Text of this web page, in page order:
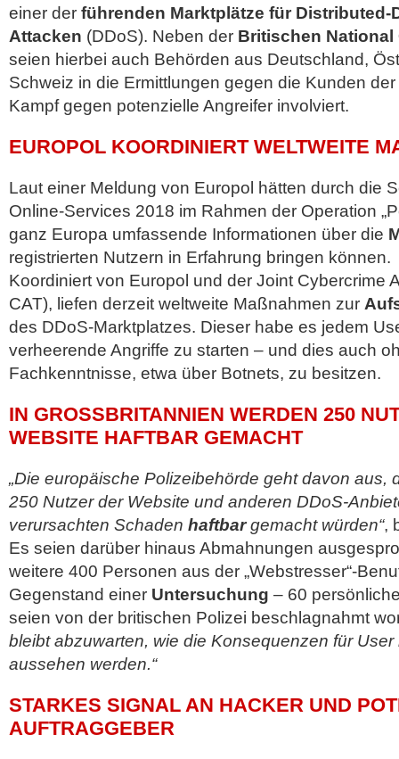
einer der führenden Marktplätze für Distributed-
Attacken (DDoS). Neben der Britischen National
seien hierbei auch Behörden aus Deutschland,
Schweiz in die Ermittlungen gegen die Kunden
Kampf gegen potenzielle Angreifer involviert.
EUROPOL KOORDINIERT WELTWEITE
Laut einer Meldung von Europol hätten durch die
Online-Services 2018 im Rahmen der Operation
ganz Europa umfassende Informationen über die
registrierten Nutzern in Erfahrung bringen können.
Koordiniert von Europol und der Joint Cybercrime
CAT), liefen derzeit weltweite Maßnahmen zur
des DDoS-Marktplatzes. Dieser habe es jedem
verheerende Angriffe zu starten – und dies auch
Fachkenntnisse, etwa über Botnets, zu besitzen.
IN GROSSBRITANNIEN WERDEN 250
EBSITE HAFTBAR GEMACHT
„Die europäische Polizeibehörde geht davon aus,
250 Nutzer der Website und anderen DDoS-
verursachten Schaden haftbargemacht würden“,
Es seien darüber hinaus Abmahnungen
weitere 400 Personen aus der „Webstresser“-
Gegenstand einer Untersuchung – 60
seien von der britischen Polizei beschlagnahmt
bleibt abzuwarten, wie die Konsequenzen für
aussehen werden.“
STARKES SIGNAL AN HACKER UND
AUFTRAGGEBER